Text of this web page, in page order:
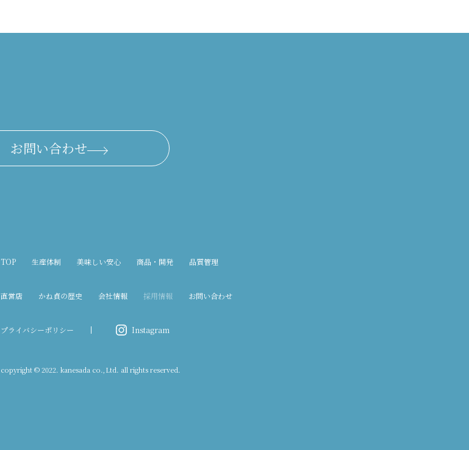
お問い合わせ
TOP 生産体制 美味しい安心 商品・開発 品質管理
直営店 かね貞の歴史 会社情報 採用情報 お問い合わせ
プライバシーポリシー Instagram
copyright © 2022. kanesada co.,Ltd. all rights reserved.